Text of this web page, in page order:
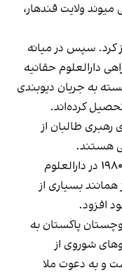
ولایت قندهار،
کرد. سپس در میانه
دارالعلوم حقانیه
به جریان دیوبندی
کرده‌اند.
۹۰ درصد اعضای رهبری طالبان از
هستند.
بر اساس پژوهش بونزل، حقانی تا سال ۱۹۸۰ در دارالعلوم
بسیاری از
افزود.
پاکستان به
شوروی از
کشور بازگشت و به دعوت ملا